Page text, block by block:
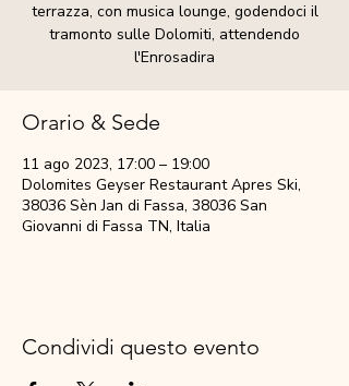
terrazza, con musica lounge, godendoci il
tramonto sulle Dolomiti, attendendo
l'Enrosadira
Orario & Sede
11 ago 2023, 17:00 – 19:00
Dolomites Geyser Restaurant Apres Ski,
38036 Sèn Jan di Fassa, 38036 San
Giovanni di Fassa TN, Italia
Condividi questo evento